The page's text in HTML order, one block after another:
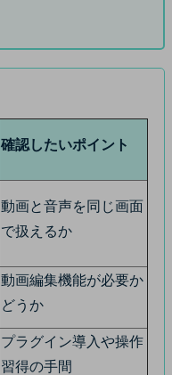
確認したいポイント
動画と音声を同じ画面
で扱えるか
動画編集機能が必要か
どうか
プラグイン導入や操作
習得の手間